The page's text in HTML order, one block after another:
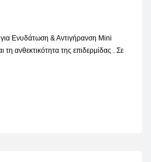
Ενυδάτωση & Αντιγήρανση Mini
τη ανθεκτικότητα της επιδερμίδας . Σε